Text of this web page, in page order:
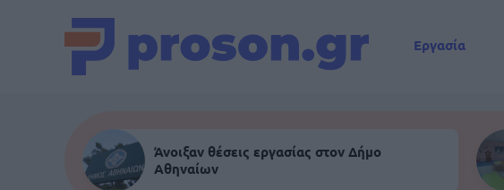
Εργασία
Άνοιξαν θέσεις εργασίας στον Δήμο
Αθηναίων